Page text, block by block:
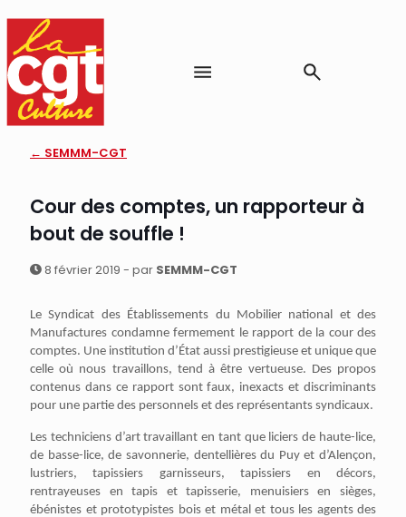
← SEMMM-CGT
Cour des comptes, un rapporteur à
bout de souffle !
8 février 2019 - par SEMMM-CGT
Le Syndicat des Établissements du Mobilier national et des
Manufactures condamne fermement le rapport de la cour des
comptes. Une institution d’État aussi prestigieuse et unique que
celle où nous travaillons, tend à être vertueuse. Des propos
contenus dans ce rapport sont faux, inexacts et discriminants
pour une partie des personnels et des représentants syndicaux.
Les techniciens d’art travaillant en tant que liciers de haute-lice,
de basse-lice, de savonnerie, dentellières du Puy et d’Alençon,
lustriers, tapissiers garnisseurs, tapissiers en décors,
rentrayeuses en tapis et tapisserie, menuisiers en sièges,
ébénistes et prototypistes bois et métal et tous les agents des